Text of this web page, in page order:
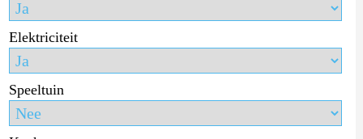
Elektriciteit
Speeltuin